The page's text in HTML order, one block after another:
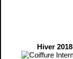
Hiver 2018